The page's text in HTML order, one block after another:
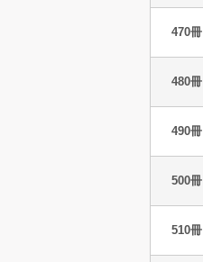
470冊
480冊
490冊
500冊
510冊